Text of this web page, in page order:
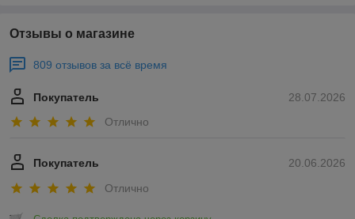
Отзывы о магазине
809 отзывов за всё время
28.07.2026
Покупатель
Отлично
20.06.2026
Покупатель
Отлично